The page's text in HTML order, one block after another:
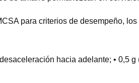
para criterios de desempeño,
hacia adelante; • 0,5